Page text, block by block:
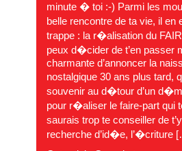
minute � toi :-) Parmi les
belle rencontre de ta vie, il
trappe : la r�alisation du
peux d�cider de t’en passer
charmante d’annoncer la
nostalgique 30 ans plus
souvenir au d�tour d’un
pour r�aliser le faire-part qui
saurais trop te conseiller de
recherche d’id�e, l’�criture